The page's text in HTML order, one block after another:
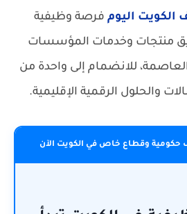
الكويت اليوم فرصة وظيفية
منتجات وخدمات المؤسسات
للانضمام إلى واحدة من
والحلول الرقمية الإقليمية.
حكومية وقطاع خاص في الكويت الآن